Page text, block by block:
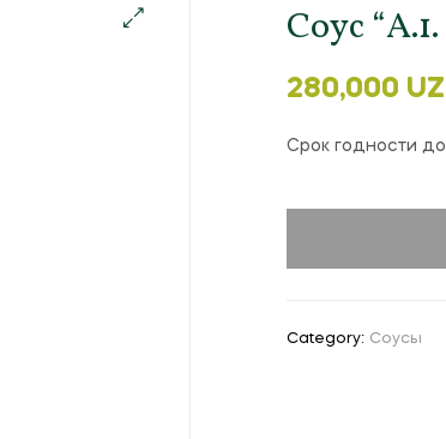
Соус
280,000
Срок годности до
Category: Соусы